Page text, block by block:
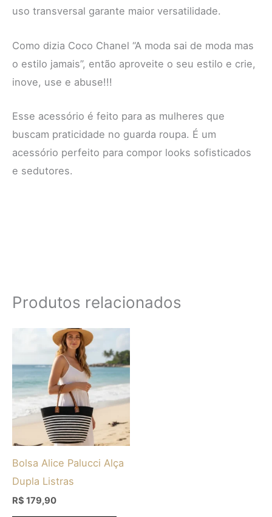
uso transversal garante maior versatilidade.
Como dizia Coco Chanel “A moda sai de moda mas
o estilo jamais”, então aproveite o seu estilo e crie,
inove, use e abuse!!!
Esse acessório é feito para as mulheres que
buscam praticidade no guarda roupa. É um
acessório perfeito para compor looks sofisticados
e sedutores.
Produtos relacionados
Bolsa Alice Palucci Alça
Dupla Listras
R$ 179,90
produto
As
opções
podem